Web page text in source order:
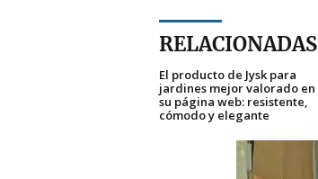
RELACIONADAS
El producto de Jysk para
jardines mejor valorado en
su página web: resistente,
cómodo y elegante